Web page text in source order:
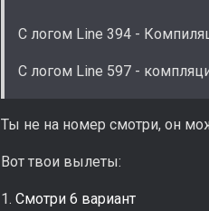
С логом Line 394 -
С логом Line 597 -
Ты не на номер смотри, он
Вот твои вылеты:
1. Смотри 6 вариант